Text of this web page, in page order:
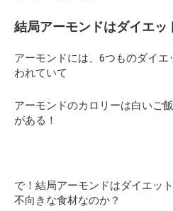
結局アーモンドはダイエッ
アーモンドには、6つものダイ
われていて
アーモンドのカロリーは白いご
がある！
で！結局アーモンドはダイエッ
不向きな食材なのか？